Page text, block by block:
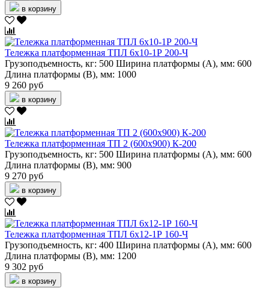
в корзину
Тележка платформенная ТПЛ 6х10-1Р 200-Ч
Грузоподъемность, кг: 500 Ширина платформы (А), мм: 600
Длина платформы (В), мм: 1000
9 260 руб
в корзину
Тележка платформенная ТП 2 (600х900) К-200
Грузоподъемность, кг: 500 Ширина платформы (А), мм: 600
Длина платформы (В), мм: 900
9 270 руб
в корзину
Тележка платформенная ТПЛ 6х12-1Р 160-Ч
Грузоподъемность, кг: 400 Ширина платформы (А), мм: 600
Длина платформы (В), мм: 1200
9 302 руб
в корзину